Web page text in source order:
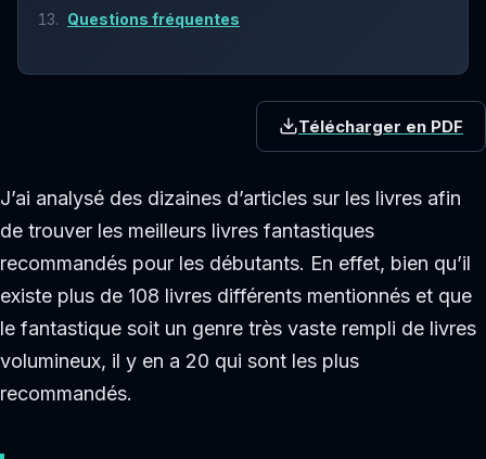
Questions fréquentes
Télécharger en PDF
J’ai analysé des dizaines d’articles sur les livres afin
de trouver les meilleurs livres fantastiques
recommandés pour les débutants. En effet, bien qu’il
existe plus de 108 livres différents mentionnés et que
le fantastique soit un genre très vaste rempli de livres
volumineux, il y en a 20 qui sont les plus
recommandés.